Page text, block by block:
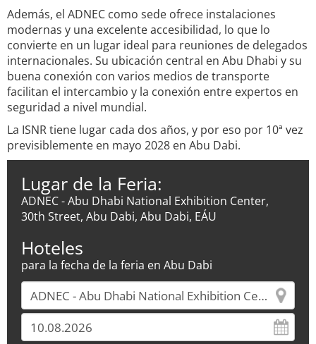
Además, el ADNEC como sede ofrece instalaciones
modernas y una excelente accesibilidad, lo que lo
convierte en un lugar ideal para reuniones de delegados
internacionales. Su ubicación central en Abu Dhabi y su
buena conexión con varios medios de transporte
facilitan el intercambio y la conexión entre expertos en
seguridad a nivel mundial.
La ISNR tiene lugar cada dos años, y por eso por 10ª vez
previsiblemente en mayo 2028 en Abu Dabi.
Lugar de la Feria:
ADNEC - Abu Dhabi National Exhibition Center,
30th Street, Abu Dabi, Abu Dabi, EÁU
Hoteles
para la fecha de la feria en Abu Dabi